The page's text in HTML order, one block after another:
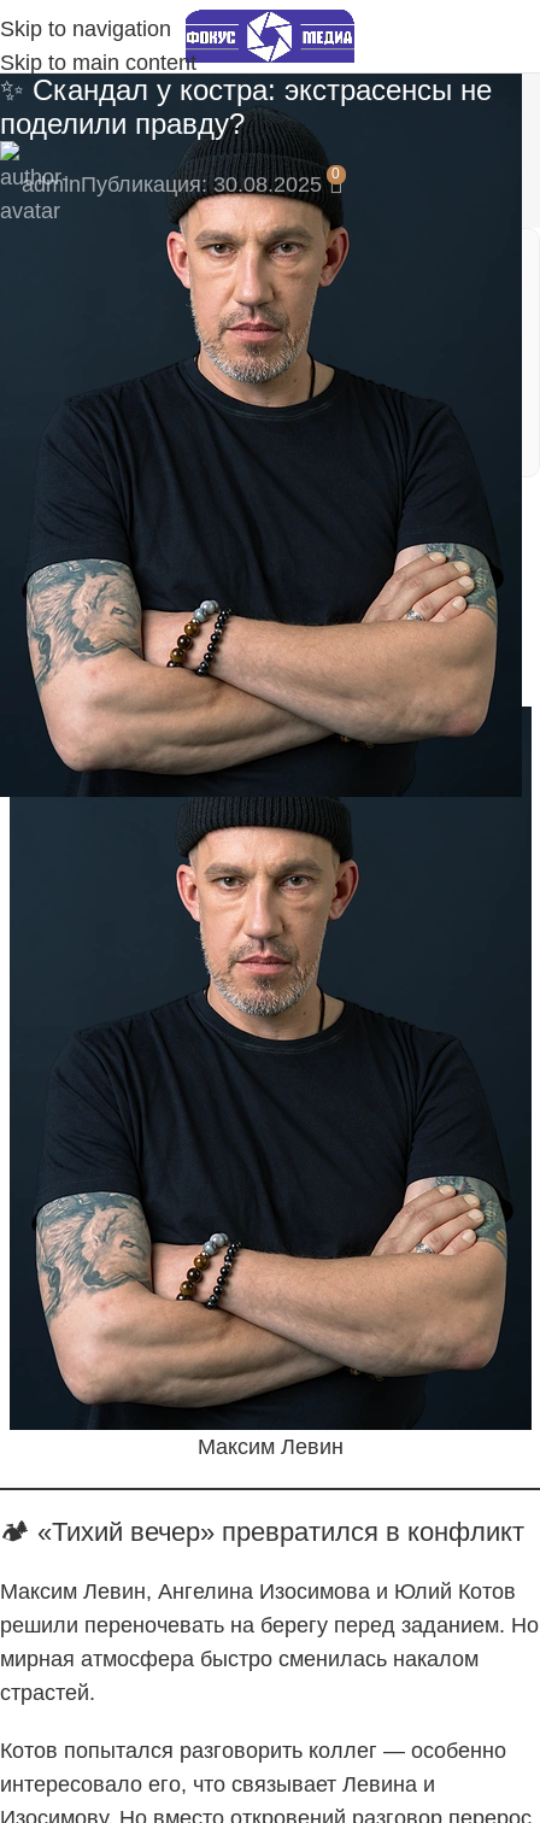
Skip to navigation
Skip to main content
✨ Скандал у костра: экстрасенсы не
поделили правду?
adminПубликация: 30.08.2025 0
🎁 Подпишитесь сейчас и не пропустите
эксклюзивные материалы!
Подпишитесь на наш Telegram-канал, там
моментальные уведомления:
https://t.me/fokmedia
🔥 Новый выпуск «Экстрасенсов. Битвы
сильнейших» подарил зрителям не только мистику,
но и настоящий скандал. То, что началось как
спокойная ночёвка у озера в Челябинской области,
закончилось дракой и громкими обвинениями.
Максим Левин
🏕 «Тихий вечер» превратился в конфликт
Максим Левин, Ангелина Изосимова и Юлий Котов
решили переночевать на берегу перед заданием. Но
мирная атмосфера быстро сменилась накалом
страстей.
Котов попытался разговорить коллег — особенно
интересовало его, что связывает Левина и
Изосимову. Но вместо откровений разговор перерос